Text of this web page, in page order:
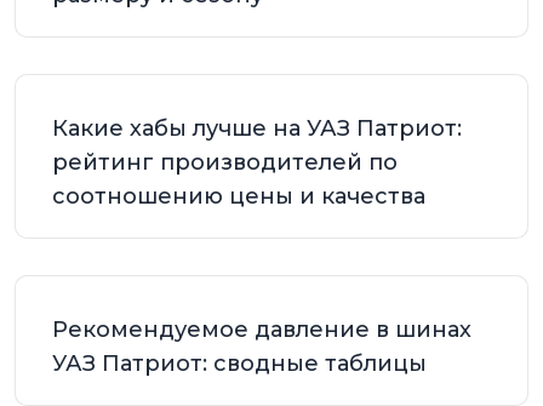
Какие хабы лучше на УАЗ Патриот:
рейтинг производителей по
соотношению цены и качества
Рекомендуемое давление в шинах
УАЗ Патриот: сводные таблицы